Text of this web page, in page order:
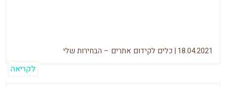
18.04.2021
| כלים לקידום אתרים – הבחירות שלי
לקריאה